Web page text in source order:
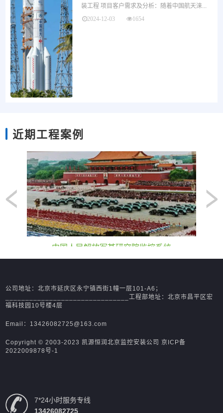
装工程 项目客户需求及分析：随着中国航天涞...
2024-12-03 1654
近期工程案例
清华大学无线系统及监控系统
公司地址：北京市延庆区永宁镇西街1幢一层101-A6；
_______________________________工程部地址：北京市昌平区宏
福科技园10号楼4层
Email：13426082725@163.com
Copyright © 2003-2023 凯源恒润北京监控安装公司京ICP备
2022009878号-1
7*24小时服务专线
13426082725